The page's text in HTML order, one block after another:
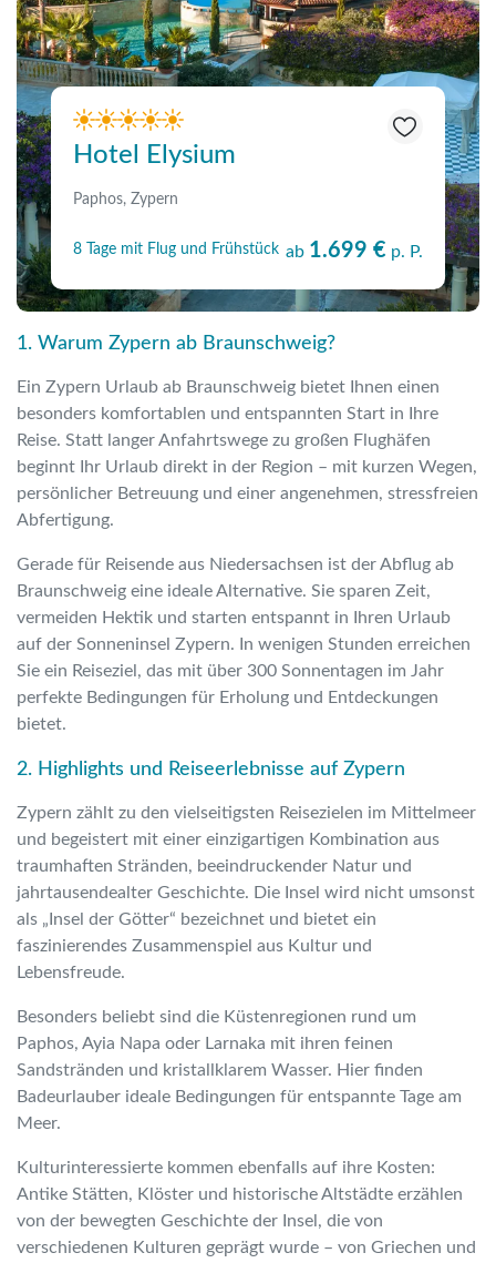
Hotel Elysium
Paphos, Zypern
8 Tage mit Flug und Frühstück ab 1.699 € p. P.
1. Warum Zypern ab Braunschweig?
Ein Zypern Urlaub ab Braunschweig bietet Ihnen einen
besonders komfortablen und entspannten Start in Ihre
Reise. Statt langer Anfahrtswege zu großen Flughäfen
beginnt Ihr Urlaub direkt in der Region – mit kurzen Wegen,
persönlicher Betreuung und einer angenehmen, stressfreien
Abfertigung.
Gerade für Reisende aus Niedersachsen ist der Abflug ab
Braunschweig eine ideale Alternative. Sie sparen Zeit,
vermeiden Hektik und starten entspannt in Ihren Urlaub
auf der Sonneninsel Zypern. In wenigen Stunden erreichen
Sie ein Reiseziel, das mit über 300 Sonnentagen im Jahr
perfekte Bedingungen für Erholung und Entdeckungen
bietet.
2. Highlights und Reiseerlebnisse auf Zypern
Zypern zählt zu den vielseitigsten Reisezielen im Mittelmeer
und begeistert mit einer einzigartigen Kombination aus
traumhaften Stränden, beeindruckender Natur und
jahrtausendealter Geschichte. Die Insel wird nicht umsonst
als „Insel der Götter“ bezeichnet und bietet ein
faszinierendes Zusammenspiel aus Kultur und
Lebensfreude.
Besonders beliebt sind die Küstenregionen rund um
Paphos, Ayia Napa oder Larnaka mit ihren feinen
Sandstränden und kristallklarem Wasser. Hier finden
Badeurlauber ideale Bedingungen für entspannte Tage am
Meer.
Kulturinteressierte kommen ebenfalls auf ihre Kosten:
Antike Stätten, Klöster und historische Altstädte erzählen
von der bewegten Geschichte der Insel, die von
verschiedenen Kulturen geprägt wurde – von Griechen und